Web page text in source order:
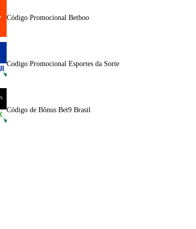
Código Promocional Betboo
Codigo Promocional Esportes da Sorte
Código de Bônus Bet9 Brasil